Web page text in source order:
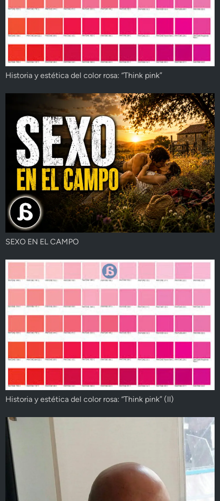
Historia y estética del color rosa: “Think pink”
SEXO EN EL CAMPO
Historia y estética del color rosa: “Think pink” (II)